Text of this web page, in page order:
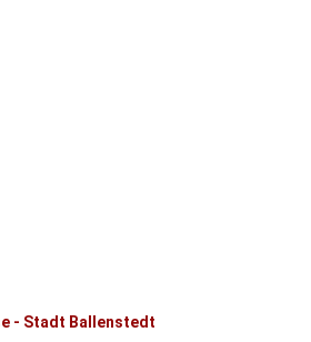
- Stadt Ballenstedt